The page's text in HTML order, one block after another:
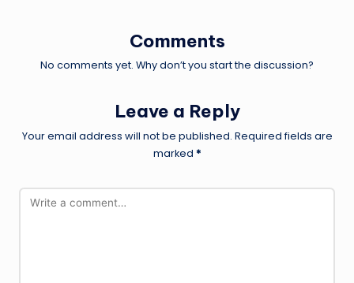
Comments
No comments yet. Why don’t you start the discussion?
Leave a Reply
Your email address will not be published. Required fields are
marked *